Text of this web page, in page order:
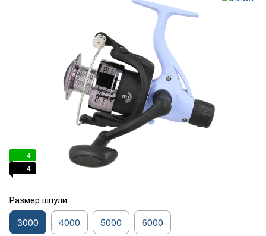
4
4
Размер шпули
3000 4000 5000 6000